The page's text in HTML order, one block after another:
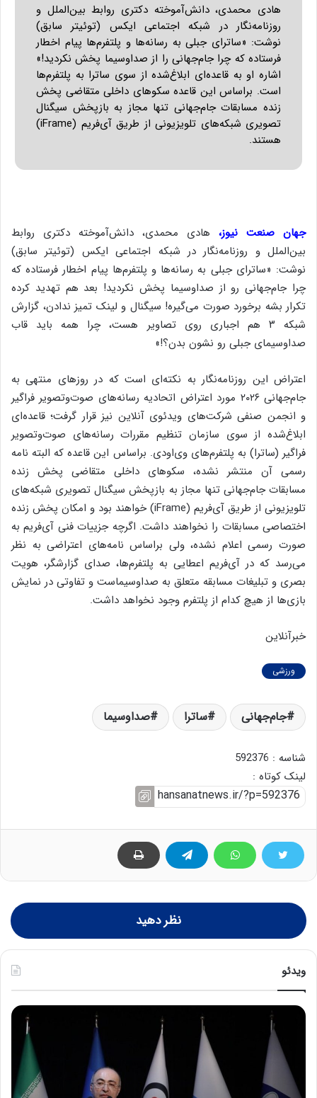
هادی محمدی، دانش‌آموخته دکتری روابط بین‌الملل و
روزنامه‌نگار در شبکه اجتماعی ایکس (توئیتر سابق)
نوشت: «ساترای جبلی به رسانه‌ها و پلتفرم‌ها پیام اخطار
فرستاده که چرا جام‌جهانی را از صداوسیما پخش نکردید!»
اشاره او به قاعده‌ای ابلاغ‌شده از سوی ساترا به پلتفرم‌ها
است. براساس این قاعده سکوهای داخلی متقاضی پخش
زنده مسابقات جام‌جهانی تنها مجاز به بازپخش سیگنال
تصویری شبکه‌های تلویزیونی از طریق آی‌فریم (iFrame)
هستند.
جهان صنعت نیوز، هادی محمدی، دانش‌آموخته دکتری روابط
بین‌الملل و روزنامه‌نگار در شبکه اجتماعی ایکس (توئیتر سابق)
نوشت: «ساترای جبلی به رسانه‌ها و پلتفرم‌ها پیام اخطار فرستاده که
چرا جام‌جهانی رو از صداوسیما پخش نکردید! بعد هم تهدید کرده
تکرار بشه برخورد صورت می‌گیره! سیگنال و لینک تمیز ندادن، گزارش
شبکه ۳ هم اجباری روی تصاویر هست، چرا همه باید قاب
صداوسیمای جبلی رو نشون بدن؟!»
اعتراض این روزنامه‌نگار به نکته‌ای است که در روزهای منتهی به
جام‌جهانی ۲۰۲۶ مورد اعتراض اتحادیه رسانه‌های صوت‌وتصویر فراگیر
و انجمن صنفی شرکت‌های ویدئوی آنلاین نیز قرار گرفت؛ قاعده‌ای
ابلاغ‌شده از سوی سازمان تنظیم مقررات رسانه‌های صوت‌وتصویر
فراگیر (ساترا) به پلتفرم‌های وی‌اودی. براساس این قاعده که البته نامه
رسمی آن منتشر نشده، سکوهای داخلی متقاضی پخش زنده
مسابقات جام‌جهانی تنها مجاز به بازپخش سیگنال تصویری شبکه‌های
تلویزیونی از طریق آی‌فریم (iFrame) خواهند بود و امکان پخش زنده
اختصاصی مسابقات را نخواهند داشت. اگرچه جزییات فنی آی‌فریم به
صورت رسمی اعلام نشده، ولی براساس نامه‌های اعتراضی به نظر
می‌رسد که در آی‌فریم اعطایی به پلتفرم‌ها، صدای گزارشگر، هویت
بصری و تبلیغات مسابقه متعلق به صداوسیماست و تفاوتی در نمایش
بازی‌ها از هیچ کدام از پلتفرم وجود نخواهد داشت.
خبرآنلاین
ورزشی
جام‌جهانی ساترا صداوسیما
شناسه : 592376
لینک کوتاه :
نظر دهید
ویدئو
ح
ش